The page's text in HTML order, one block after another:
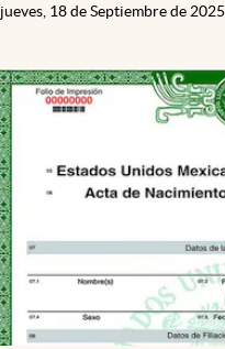
jueves, 18 de Septiembre de 2025